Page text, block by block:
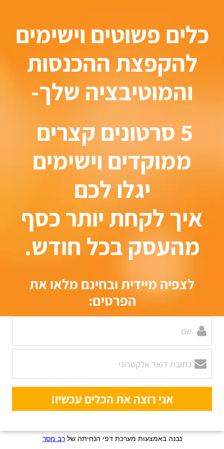
כלים פשוטים וישימים
להקפצת ההכנסות
והמוטיבציה שלך-
5 סרטונים קצרים
ממוקדים וישימים
יגלו לכם
איך לקחת יותר כסף
מהעסק בכל חודש.
לצפיה מיידית ובחינם מלאו את
הפרטים:
נבנה באמצעות מערכת דפי הנחיתה שלרב מסר